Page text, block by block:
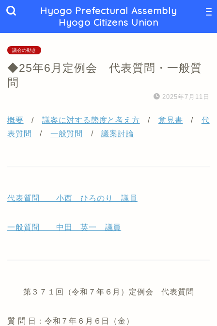
Hyogo Prefectural Assembly
Hyogo Citizens Union
議会の動き
◆25年6月定例会 代表質問・一般質
問
2025年7月11日
概要 /議案に対する態度と考え方 /意見書 / 代
表質問
/ 一般質問 /議案討論
代表質問 小西 ひろのり 議員
一般質問 中田 英一 議員
第３７１回（令和７年６月）定例会 代表質問
質 問 日：令和７年６月６日（金）